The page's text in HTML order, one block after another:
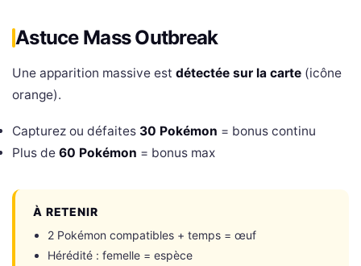
Astuce Mass Outbreak
Une apparition massive est détectée sur la carte (icône
orange).
Capturez ou défaites 30 Pokémon = bonus continu
Plus de 60 Pokémon = bonus max
À RETENIR
2 Pokémon compatibles + temps = œuf
Hérédité : femelle = espèce